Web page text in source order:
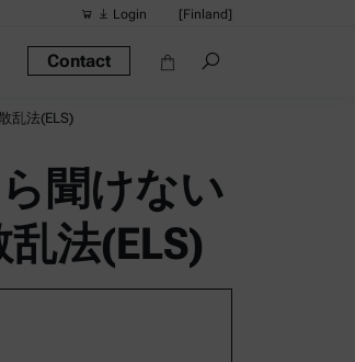
Login [Finland]
Contact
乱法(ELS)
聞けない
法(ELS)